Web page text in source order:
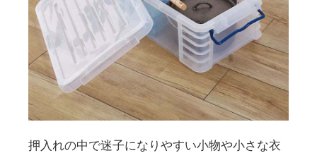
押入れの中で迷子になりやすい小物や小さな衣